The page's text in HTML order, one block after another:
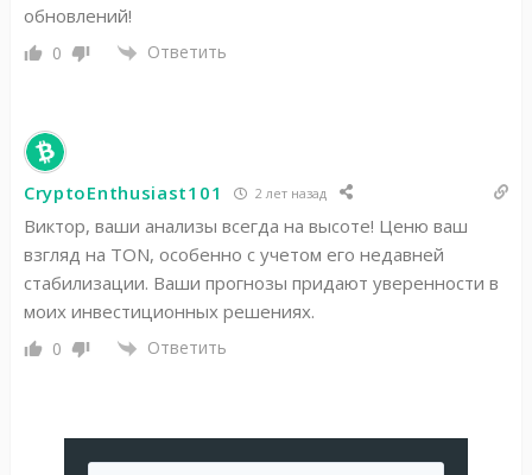
обновлений!
0 Ответить
CryptoEnthusiast101 2 лет назад
Виктор, ваши анализы всегда на высоте! Ценю ваш
взгляд на TON, особенно с учетом его недавней
стабилизации. Ваши прогнозы придают уверенности в
моих инвестиционных решениях.
0 Ответить